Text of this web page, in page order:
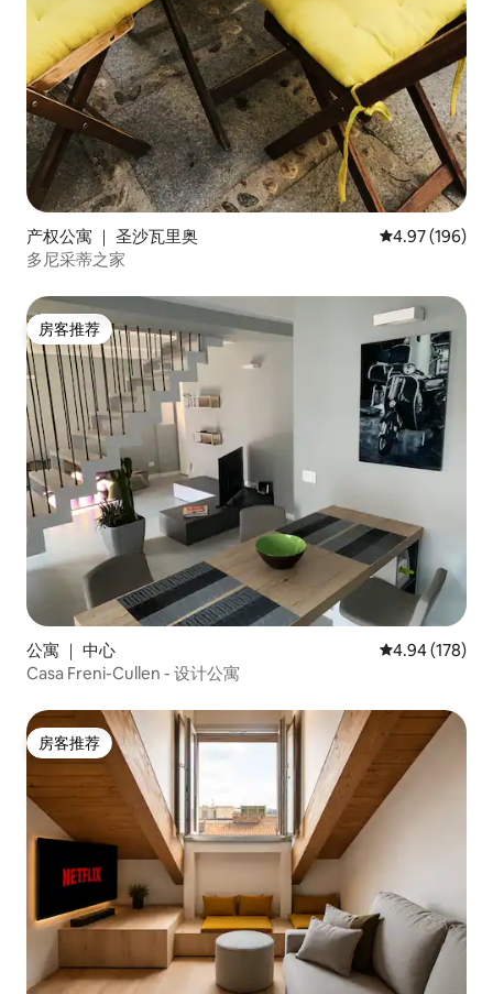
产权公寓 ｜ 圣沙瓦里奥 平均评分 4.97
4.97 (196)
多尼采蒂之家
房客推荐
房客推荐
公寓 ｜ 中心 平均评分 4.94
4.94 (178)
Casa Freni-Cullen - 设计公寓
房客推荐
房客推荐